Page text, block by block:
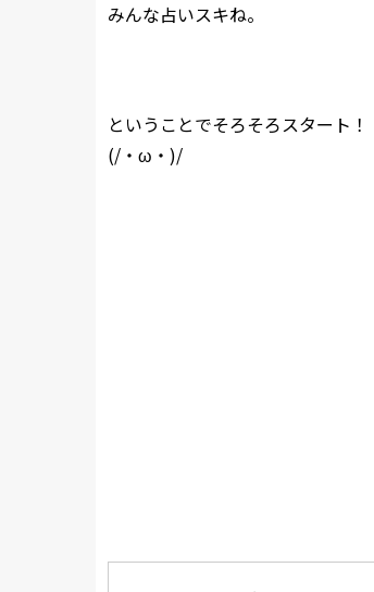
みんな占いスキね。
ということでそろそろスタート！
(/・ω・)/